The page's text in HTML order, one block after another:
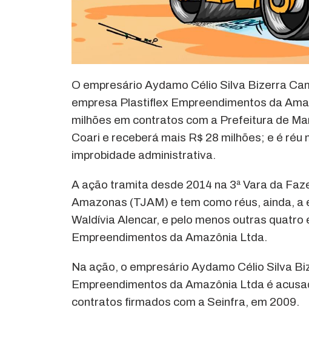
O empresário Aydamo Célio Silva Bizerra
empresa Plastiflex Empreendimentos da
milhões em contratos com a Prefeitura de
Coari e receberá mais R$ 28 milhões; e é
improbidade administrativa.
A ação tramita desde 2014 na 3ª Vara da
Amazonas (TJAM) e tem como réus, ainda,
Waldívia Alencar, e pelo menos outras
Empreendimentos da Amazônia Ltda.
Na ação, o empresário Aydamo Célio Silva
Empreendimentos da Amazônia Ltda é
contratos firmados com a Seinfra, em 2009.